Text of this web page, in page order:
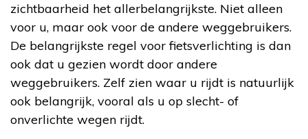
zichtbaarheid het allerbelangrijkste. Niet alleen
voor u, maar ook voor de andere weggebruikers.
De belangrijkste regel voor fietsverlichting is dan
ook dat u gezien wordt door andere
weggebruikers. Zelf zien waar u rijdt is natuurlijk
ook belangrijk, vooral als u op slecht- of
onverlichte wegen rijdt.